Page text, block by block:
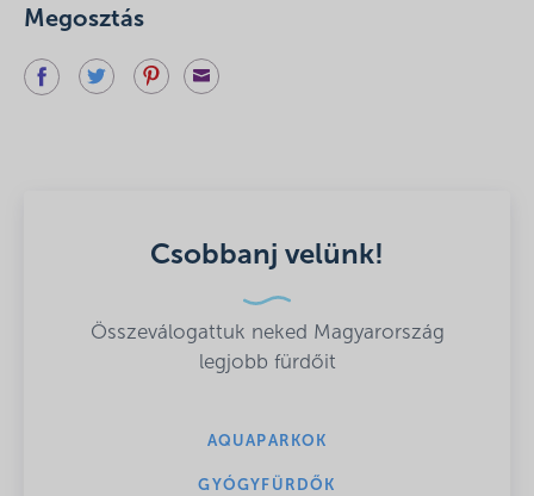
Megosztás
Csobbanj velünk!
Összeválogattuk neked Magyarország
legjobb fürdőit
AQUAPARKOK
GYÓGYFÜRDŐK